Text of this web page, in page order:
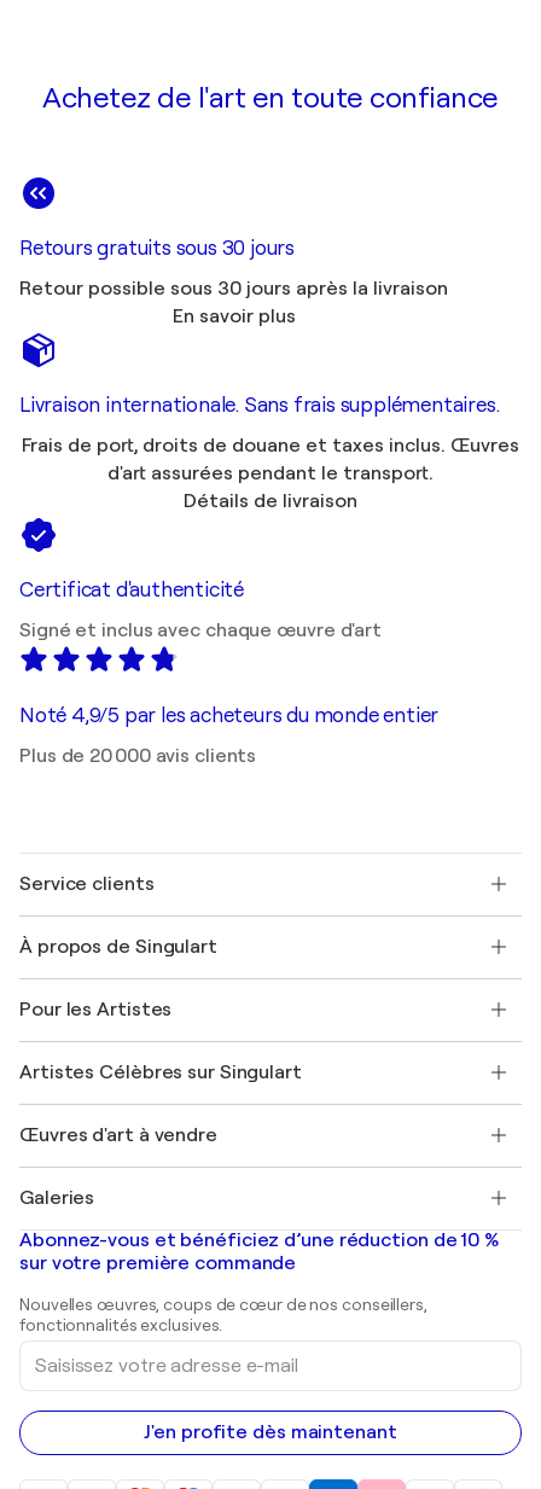
Achetez de l'art en toute confiance
Retours gratuits sous 30 jours
Retour possible sous 30 jours après la livraison
En savoir plus
Livraison internationale. Sans frais supplémentaires.
Frais de port, droits de douane et taxes inclus. Œuvres
d'art assurées pendant le transport.
Détails de livraison
Certificat d'authenticité
Signé et inclus avec chaque œuvre d'art
Noté 4,9/5 par les acheteurs du monde entier
Plus de 20 000 avis clients
Service clients
Expédition
Offrir une carte cadeau
Rejoignez notre programme commercial
Mon compte
+33 1 76 44 06 42
À propos de Singulart
FAQ
Magazine Singulart
Emplois
Découvrez une sélection d'art original
Pour les Artistes
Se connecter en tant qu'Artiste
Artistes Célèbres sur Singulart
Marc Chagall
Banksy
Mr. Brainwash
Shepard Fairey
Œuvres d'art à vendre
Tableaux abstraits à vendre
Peintures de paysage
Estampes
Peintures acryliques
Galeries
Galeries d'art en France
Galeries d'art en Belgique
Abonnez-vous et bénéficiez d’une réduction de 10 %
sur votre première commande
Nouvelles œuvres, coups de cœur de nos conseillers,
fonctionnalités exclusives.
Saisissez
votre
adresse
e-
mail
J'en profite dès maintenant